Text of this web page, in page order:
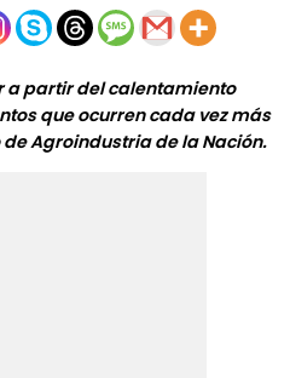
a partir del calentamiento
que ocurren cada vez más
Agroindustria de la Nación.